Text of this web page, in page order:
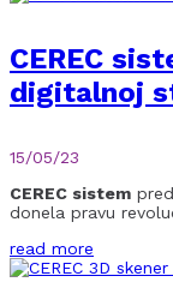
CEREC
digitalnoj
15/05/23
CEREC sistem
donela pravu
read more